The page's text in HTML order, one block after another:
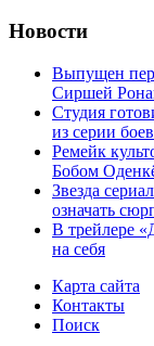
Новости
Выпущен
Сиршей
Студия
из серии
Ремейк
Бобом
Звезда
означать
В трейлере
на себя
Карта сайта
Контакты
Поиск